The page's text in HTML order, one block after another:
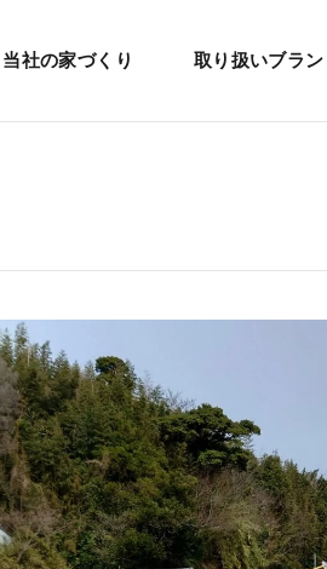
当社の家づくり 取り扱いブラン